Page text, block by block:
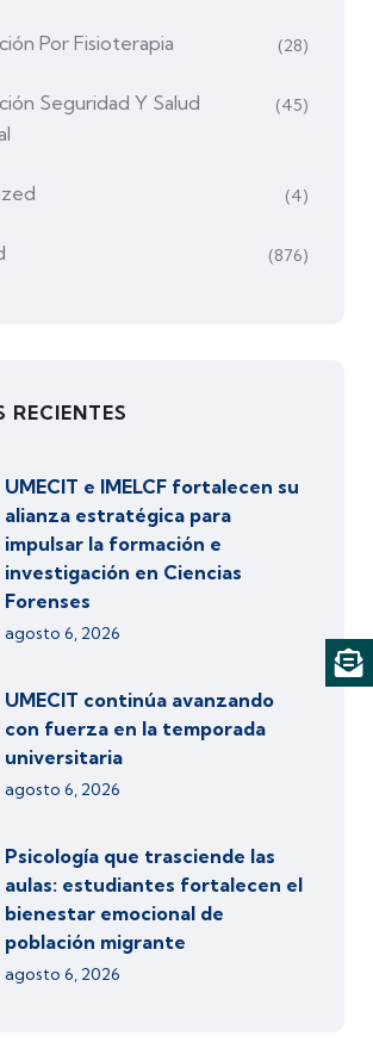
Por Fisioterapia (28)
Seguridad Y Salud
(45)
(4)
(876)
RECIENTES
UMECIT e IMELCF fortalecen su
alianza estratégica para
impulsar la formación e
investigación en Ciencias
Forenses
agosto 6, 2026
UMECIT continúa avanzando
con fuerza en la temporada
universitaria
agosto 6, 2026
Psicología que trasciende las
aulas: estudiantes fortalecen el
bienestar emocional de
población migrante
agosto 6, 2026